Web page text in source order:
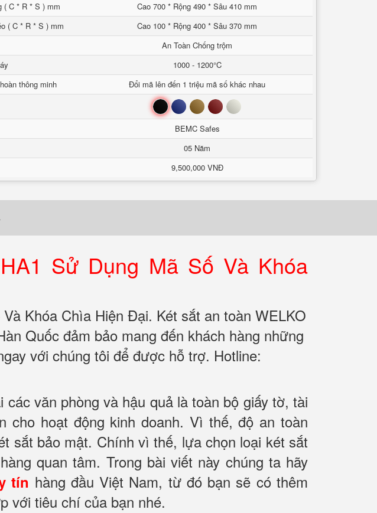
( C * R * S ) mm
Cao 700 * Rộng 490 * Sâu 410 mm
( C * R * S ) mm
Cao 100 * Rộng 400 * Sâu 370 mm
An Toàn Chống trộm
1000 - 1200°C
thông minh
Đổi mã lên đến 1 triệu mã số khác nhau
Đen Xanh Nâu Đỏ Trắng
BEMC Safes
05 Năm
9,500,000 VNĐ
Sử Dụng Mã Số Và Khóa
Khóa Chìa Hiện Đại. Két sắt an toàn WELKO
Quốc đảm bảo mang đến khách hàng những
với chúng tôi để được hỗ trợ. Hotline:
văn phòng và hậu quả là toàn bộ giấy tờ, tài
hoạt động kinh doanh. Vì thế, độ an toàn
sắt bảo mật. Chính vì thế, lựa chọn loại két sắt
quan tâm. Trong bài viết này chúng ta hãy
tín hàng đầu Việt Nam, từ đó bạn sẽ có thêm
với tiêu chí của bạn nhé.